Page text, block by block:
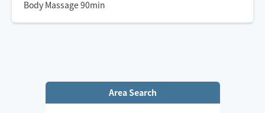
Body Massage90min
Area Search